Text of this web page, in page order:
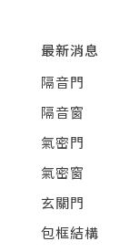
最新消息
隔音門
隔音窗
氣密門
氣密窗
玄關門
包框結構